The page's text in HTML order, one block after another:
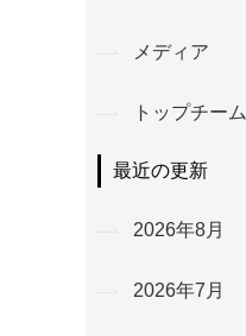
メディア
トップチーム
最近の更新
2026年8月
2026年7月